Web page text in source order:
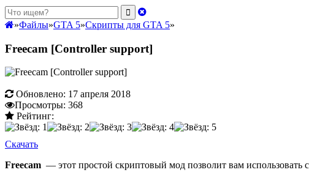
»Файлы»GTA 5»Скрипты для GTA 5»
Freecam [Controller support]
Обновлено: 17 апреля 2018
Просмотры: 368
Рейтинг:
Скачать
Freecam — этот простой скриптовый мод позволит вам